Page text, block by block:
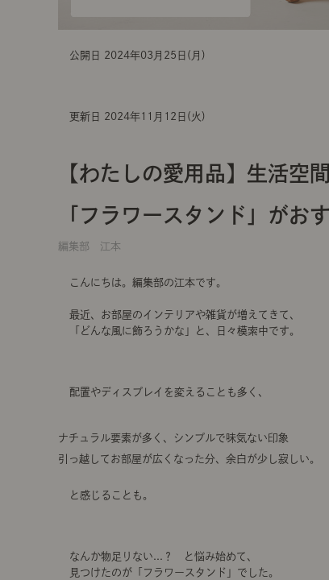
公開日 2024年03月25日(月)
更新日 2024年11月12日(火)
【わたしの愛用品】生活空
「フラワースタンド」がお
編集部 江本
こんにちは。編集部の江本です。
最近、お部屋のインテリアや雑貨が増えてきて、
「どんな風に飾ろうかな」と、日々模索中です。
配置やディスプレイを変えることも多く、
ナチュラル要素が多く、シンプルで味気ない印象
引っ越してお部屋が広くなった分、余白が少し寂しい。
と感じることも。
なんか物足りない...？ と悩み始めて、
見つけたのが「フラワースタンド」でした。